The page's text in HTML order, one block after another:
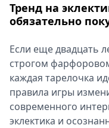
Тренд на
обязательно
Если еще двадцать
строгом
каждая тарелочка
правила игры
современного
эклектика и